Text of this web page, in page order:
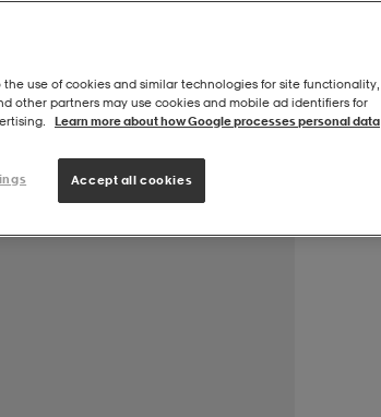
the use of cookies and similar technologies for site functionality,
other partners may use cookies and mobile ad identifiers for
Learn more about how Google processes personal data
Accept all cookies